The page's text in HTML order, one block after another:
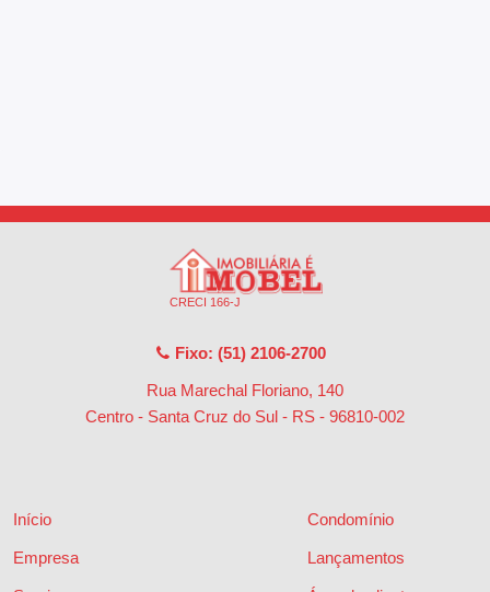
CRECI 166-J
Fixo: (51) 2106-2700
Rua Marechal Floriano, 140
Centro - Santa Cruz do Sul - RS - 96810-002
Início
Empresa
Condomínio
Lançamentos